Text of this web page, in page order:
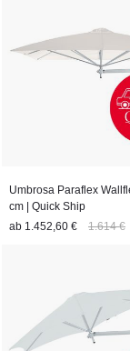
Umbrosa Paraflex
cm | Quick Ship
ab 1.452,60 € 1.614 €